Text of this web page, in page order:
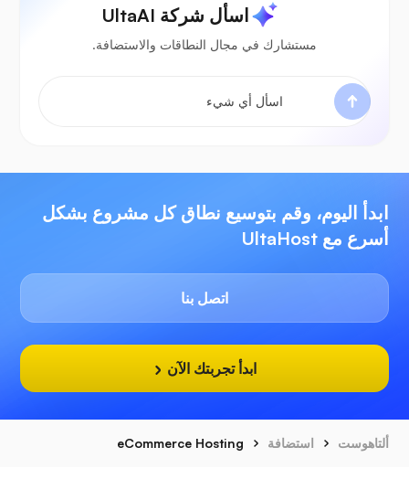
اسأل شركة UltaAI
مستشارك في مجال النطاقات والاستضافة.
ابدأ اليوم، وقم بتوسيع نطاق كل مشروع بشكل
أسرع مع UltaHost
اتصل بنا
ابدأ تجربتك الآن
ألتاهوست استضافة eCommerce Hosting